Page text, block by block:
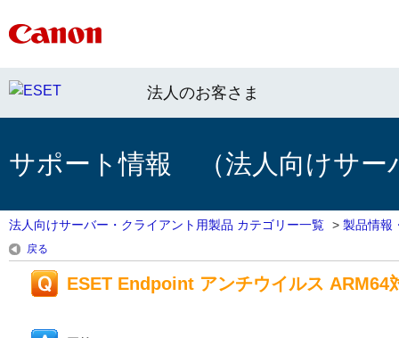
法人のお客さま
サポート情報 （法人向けサー
法人向けサーバー・クライアント用製品 カテゴリー一覧 > 製品情報
戻る
ESET Endpoint アンチウイルス